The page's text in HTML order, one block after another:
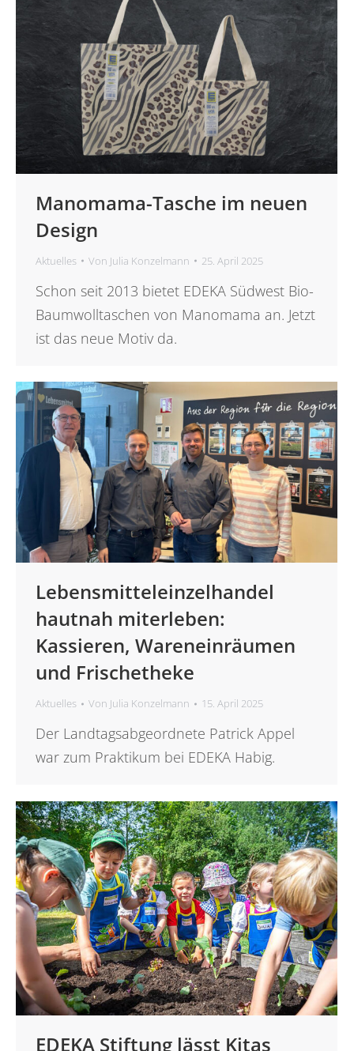
Manomama-Tasche im neuen
Design
Aktuelles Von Julia Konzelmann 25. April 2025
Schon seit 2013 bietet EDEKA Südwest Bio-
Baumwolltaschen von Manomama an. Jetzt
ist das neue Motiv da.
Lebensmitteleinzelhandel
hautnah miterleben:
Kassieren, Wareneinräumen
und Frischetheke
Aktuelles Von Julia Konzelmann 15. April 2025
Der Landtagsabgeordnete Patrick Appel
war zum Praktikum bei EDEKA Habig.
EDEKA Stiftung lässt Kitas